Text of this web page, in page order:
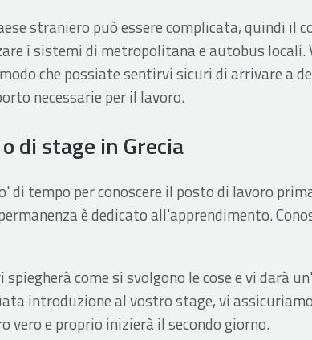
straniero può essere complicata, quindi il
i sistemi di metropolitana e autobus locali.
che possiate sentirvi sicuri di arrivare a
necessarie per il lavoro.
di stage in Grecia
di tempo per conoscere il posto di lavoro
è dedicato all'apprendimento.
come si svolgono le cose e vi darà
introduzione al vostro stage, vi
e proprio inizierà il secondo giorno.